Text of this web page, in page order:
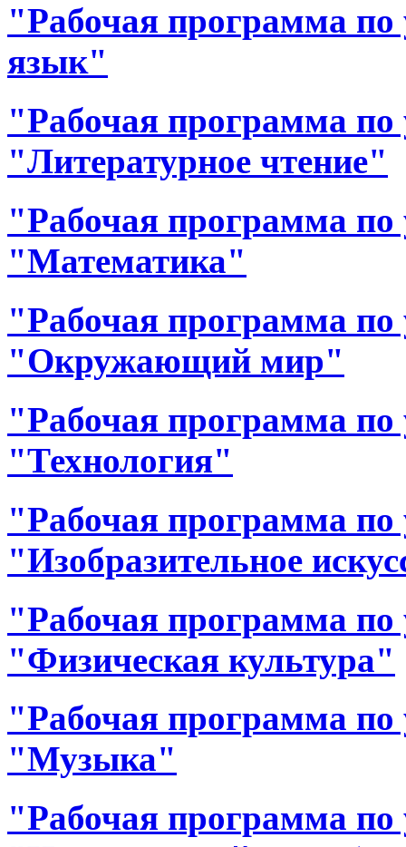
"Рабочая программа по
язык"
"Рабочая программа по
"Литературное чтение"
"Рабочая программа по
"Математика"
"Рабочая программа по
"Окружающий мир"
"Рабочая программа по
"Технология"
"Рабочая программа по
"Изобразительное
"Рабочая программа по
"Физическая культура"
"Рабочая программа по
"Музыка"
"Рабочая программа по